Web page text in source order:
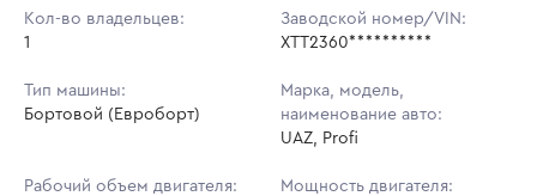
Кол-во ставок:
в аукционах
Кол-во владельцев:
1
Заводской номер/VIN:
XTT2360**********
Тип машины:
Бортовой (Евроборт)
Марка, модель,
наименование авто:
UAZ, Profi
Рабочий объем двигателя:
Мощность двигателя: